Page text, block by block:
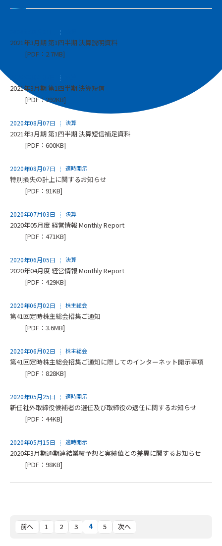
2021年3月期 第1四半期 決算説明資料
[PDF：2.7MB]
2020年08月07日
2021年3月期 第1四半期 決算短信
[PDF：292KB]
2020年08月07日 決算
2021年3月期 第1四半期 決算短信補足資料
[PDF：600KB]
2020年08月07日 適時開示
特別損失の計上に関するお知らせ
[PDF：91KB]
2020年07月03日 決算
2020年05月度 経営情報 Monthly Report
[PDF：471KB]
2020年06月05日 決算
2020年04月度 経営情報 Monthly Report
[PDF：429KB]
2020年06月02日 株主総会
第41回定時株主総会招集ご通知
[PDF：3.6MB]
2020年06月02日 株主総会
第41回定時株主総会招集ご通知に際してのインターネット開示事項
[PDF：828KB]
2020年05月25日 適時開示
新任社外取締役候補者の選任及び取締役の退任に関するお知らせ
[PDF：44KB]
2020年05月15日 適時開示
2020年3月期通期連結業績予想と実績値との差異に関するお知らせ
[PDF：98KB]
前へ 1 2 3 4 5 次へ